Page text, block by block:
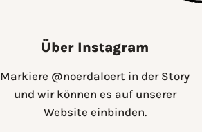
Über Instagram
Markiere @noerdaloert in der Story
und wir können es auf unserer
Website einbinden.